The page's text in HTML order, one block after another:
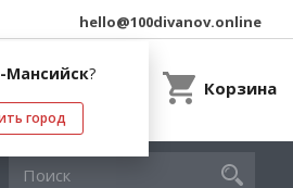
Мансийск?
город
hello@100divanov.online
Корзина